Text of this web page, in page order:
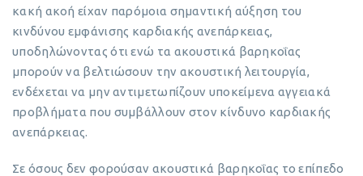
κακή ακοή είχαν παρόμοια σημαντική αύξηση του
κινδύνου εμφάνισης καρδιακής ανεπάρκειας,
υποδηλώνοντας ότι ενώ τα ακουστικά βαρηκοΐας
μπορούν να βελτιώσουν την ακουστική λειτουργία,
ενδέχεται να μην αντιμετωπίζουν υποκείμενα αγγειακά
προβλήματα που συμβάλλουν στον κίνδυνο καρδιακής
ανεπάρκειας.
Σε όσους δεν φορούσαν ακουστικά βαρηκοΐας το επίπεδο